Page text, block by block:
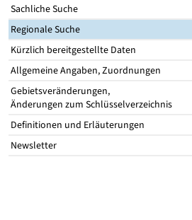
Sachliche Suche
Regionale Suche
Kürzlich bereitgestellte Daten
Allgemeine Angaben, Zuordnungen
Gebietsveränderungen,
Änderungen zum Schlüsselverzeichnis
Definitionen und Erläuterungen
Newsletter